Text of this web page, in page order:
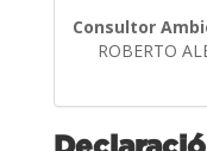
Consultor
ROBERTO